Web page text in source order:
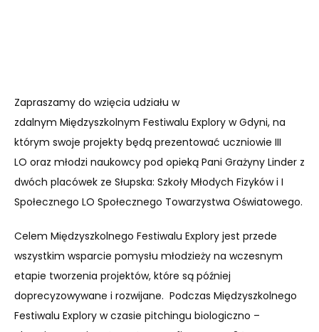
Zapraszamy do wzięcia udziału w
zdalnym Międzyszkolnym Festiwalu Explory w Gdyni, na
którym swoje projekty będą prezentować uczniowie III
LO oraz młodzi naukowcy pod opieką Pani Grażyny Linder z
dwóch placówek ze Słupska: Szkoły Młodych Fizyków i I
Społecznego LO Społecznego Towarzystwa Oświatowego.
Celem Międzyszkolnego Festiwalu Explory jest przede
wszystkim wsparcie pomysłu młodzieży na wczesnym
etapie tworzenia projektów, które są później
doprecyzowywane i rozwijane. Podczas Międzyszkolnego
Festiwalu Explory w czasie pitchingu biologiczno –